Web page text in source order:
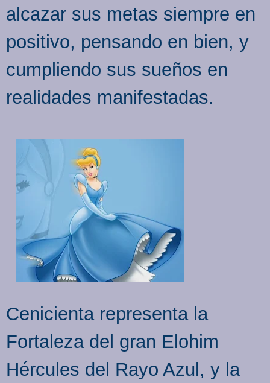
alcazar sus metas siempre en
positivo, pensando en bien, y
cumpliendo sus sueños en
realidades manifestadas.
Cenicienta representa la
Fortaleza del gran Elohim
Hércules del Rayo Azul, y la